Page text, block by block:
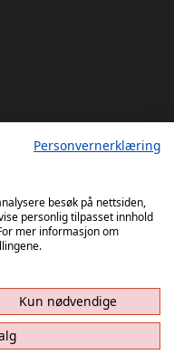
Personvernerklæring
besøk på nettsiden,
personlig tilpasset innhold
mer informasjon om
Kun nødvendige